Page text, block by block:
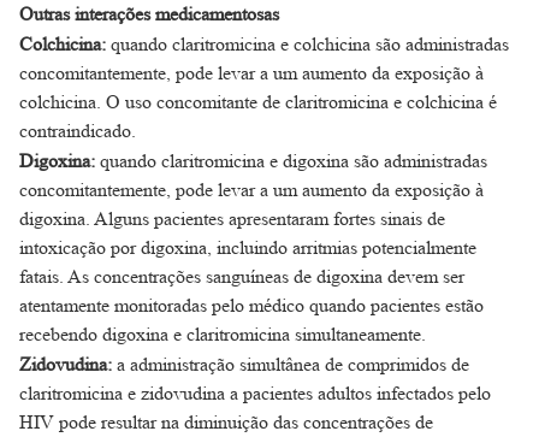
Outras interações medicamentosas
Colchicina: quando claritromicina e colchicina são administradas
concomitantemente, pode levar a um aumento da exposição à
colchicina. O uso concomitante de claritromicina e colchicina é
contraindicado.
Digoxina: quando claritromicina e digoxina são administradas
concomitantemente, pode levar a um aumento da exposição à
digoxina. Alguns pacientes apresentaram fortes sinais de
intoxicação por digoxina, incluindo arritmias potencialmente
fatais. As concentrações sanguíneas de digoxina devem ser
atentamente monitoradas pelo médico quando pacientes estão
recebendo digoxina e claritromicina simultaneamente.
Zidovudina: a administração simultânea de comprimidos de
claritromicina e zidovudina a pacientes adultos infectados pelo
HIV pode resultar na diminuição das concentrações de